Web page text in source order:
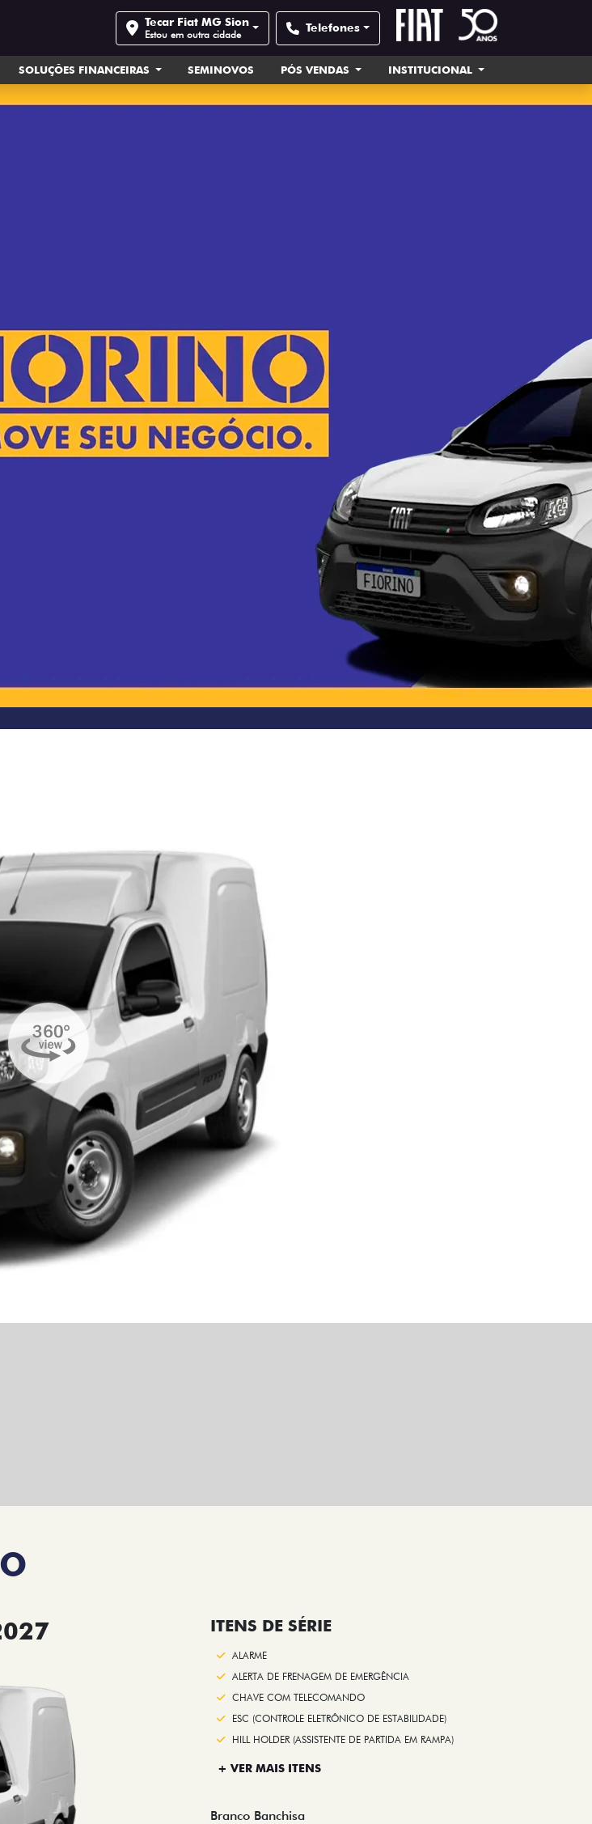
Tecar Fiat MG Sion
Estou em outra cidade Telefones
SOLUÇÕES FINANCEIRAS SEMINOVOS PÓS VENDAS INSTITUCIONAL
ITENS DE SÉRIE
ALARME
ALERTA DE FRENAGEM DE EMERGÊNCIA
CHAVE COM TELECOMANDO
ESC (CONTROLE ELETRÔNICO DE ESTABILIDADE)
HILL HOLDER (ASSISTENTE DE PARTIDA EM RAMPA)
+ VER MAIS ITENS
Branco Banchisa